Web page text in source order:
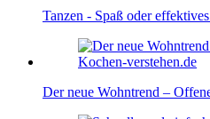
Tanzen - Spaß oder
Der neue Wohntrend –